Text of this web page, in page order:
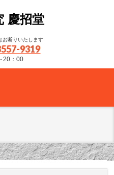
慶招堂
お断りいたします
9319
20：00